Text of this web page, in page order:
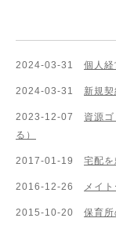
2024-03-31 個人
2024-03-31 新規
2023-12-07
資源
る）
2017-01-19 宅配
2016-12-26 メイ
2015-10-20 保育